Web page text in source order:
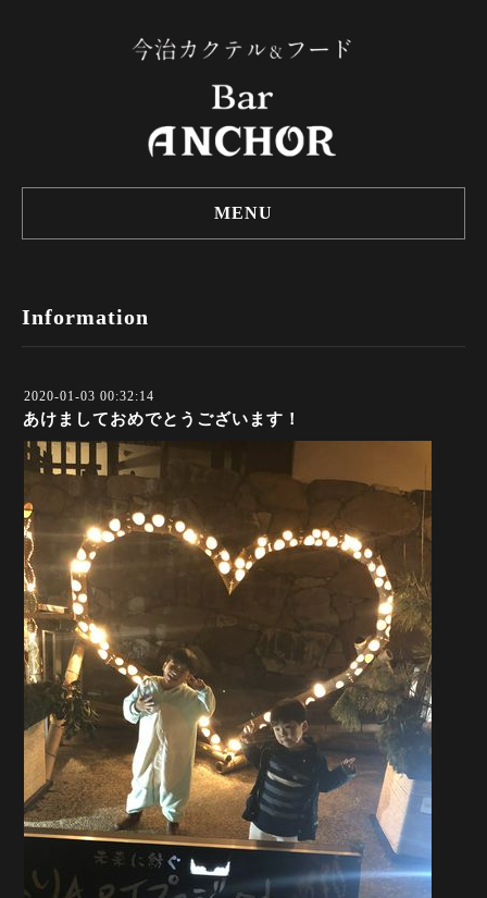
MENU
Information
2020-01-03 00:32:14
あけましておめでとうございます！